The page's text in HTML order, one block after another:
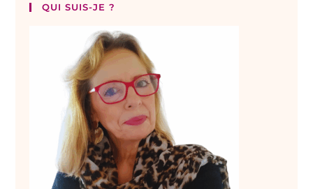
QUI SUIS-JE ?